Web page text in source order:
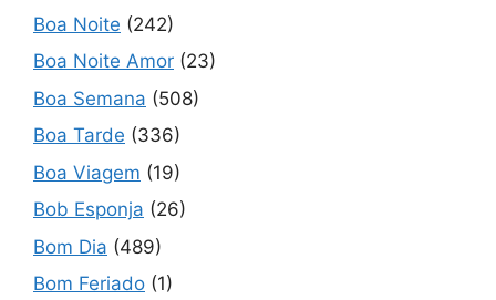
Boa Noite (242)
Boa Noite Amor (23)
Boa Semana (508)
Boa Tarde (336)
Boa Viagem (19)
Bob Esponja (26)
Bom Dia (489)
Bom Feriado (1)